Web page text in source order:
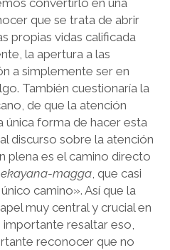
convertirlo en una
que se trata de abrir
propias vidas calificada
la apertura a las
a simplemente ser en
También cuestionaría la
de que la atención
forma de hacer esta
discurso sobre la atención
plena es el camino directo
ekayana-magga, que casi
camino». Así que la
muy central y crucial en
resaltar eso,
reconocer que no